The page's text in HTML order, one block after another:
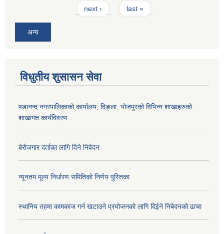
next › last »
अन्य
विधुतीय शुसासन सेवा
षडानन्द नगरपालिकाको कार्यालय, दिङ्ला, भोजपुरको विभिन्न शाखाहरुको
शाखागत कार्यविवरण
बेरोजगार दर्ताका लागि दिने निवेदन
न्यूनतम मूल्य निर्धारण समितिको निर्णय पुस्तिका
स्थानिय तहमा कामकाज गर्न खटाउने प्रयोजनको लागि दिईने निबेदनको ढाचा